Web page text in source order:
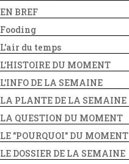
EN BREF
Fooding
L'air du temps
L'HISTOIRE DU MOMENT
L'INFO DE LA SEMAINE
LA PLANTE DE LA SEMAINE
LA QUESTION DU MOMENT
LE "POURQUOI" DU MOMENT
LE DOSSIER DE LA SEMAINE